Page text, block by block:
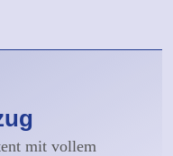
werden dem
angeboten.
mit vollem